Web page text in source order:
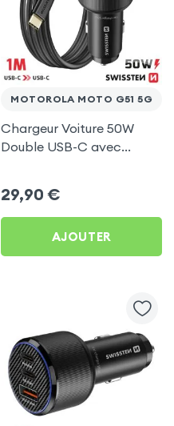
MOTOROLA MOTO G51 5G
Chargeur Voiture 50W
Double USB-C avec
29,90 €
AJOUTER